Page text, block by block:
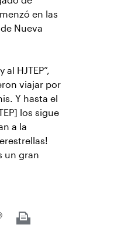
en las
Nueva
HJTEP”,
viajar por
Y hasta el
los sigue
a la
un gran